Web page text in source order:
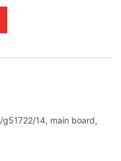
g51722/14, main board,